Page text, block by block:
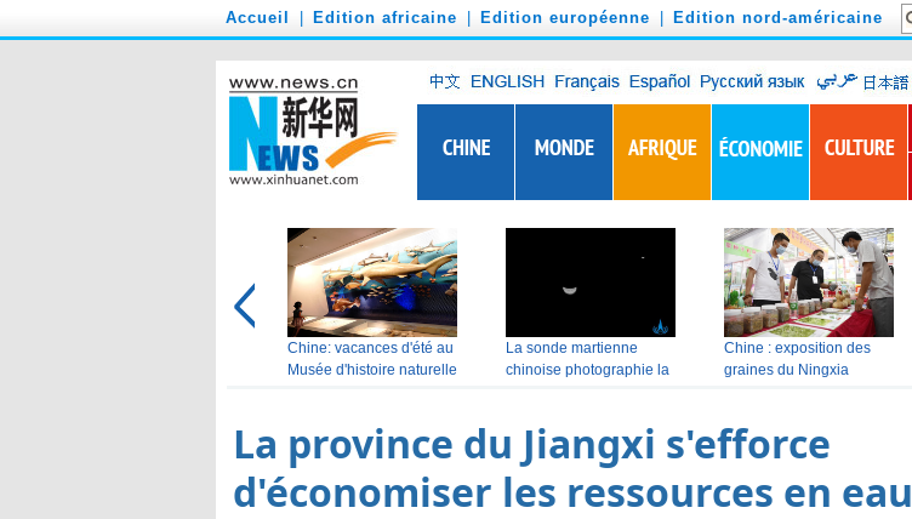
Accueil Edition africaine Edition européenne Edition nord-américaine
La province du Jiangxi s'efforce
d'économiser les ressources en eau